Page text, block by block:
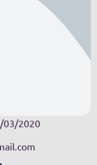
03/2020